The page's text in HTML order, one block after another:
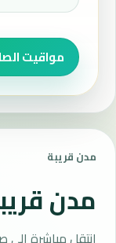
مواقيت
مدن قريبة
مدن
انتقل مباشرة